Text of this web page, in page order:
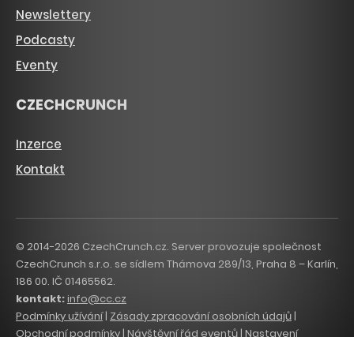
Newslettery
Podcasty
Eventy
CZECHCRUNCH
Inzerce
Kontakt
© 2014-2026 CzechCrunch.cz. Server provozuje společnost
CzechCrunch s.r.o. se sídlem Thámova 289/13, Praha 8 – Karlín,
186 00. IČ 01465562.
kontakt:info@cc.cz
Podmínky užívání| Zásady zpracování osobních údajů|
Obchodní podmínky| Návštěvní řád eventů | Nastavení